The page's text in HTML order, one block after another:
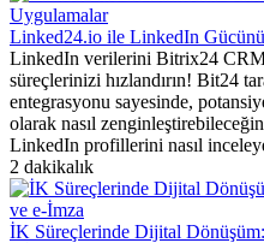
Uygulamalar
Linked24.io ile LinkedIn
LinkedIn verilerini Bitrix24
süreçlerinizi hızlandırın! Bit24
entegrasyonu sayesinde,
olarak nasıl
LinkedIn profillerini nasıl
2 dakikalık
İK Süreçlerinde Dijital